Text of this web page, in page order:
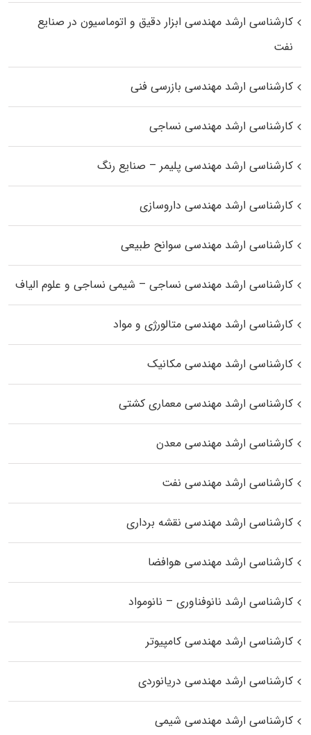
کارشناسی ارشد مهندسی ابزار دقیق و اتوماسیون در صنایع
نفت
کارشناسی ارشد مهندسی بازرسی فنی
کارشناسی ارشد مهندسی نساجی
کارشناسی ارشد مهندسی پلیمر – صنایع رنگ
کارشناسی ارشد مهندسی داروسازی
کارشناسی ارشد مهندسی سوانح طبیعی
کارشناسی ارشد مهندسی نساجی – شیمی نساجی و علوم الیاف
کارشناسی ارشد مهندسی متالورژی و مواد
کارشناسی ارشد مهندسی مکانیک
کارشناسی ارشد مهندسی معماری کشتی
کارشناسی ارشد مهندسی معدن
کارشناسی ارشد مهندسی نفت
کارشناسی ارشد مهندسی نقشه برداری
کارشناسی ارشد مهندسی هوافضا
کارشناسی ارشد نانوفناوری – نانومواد
کارشناسی ارشد مهندسی کامپیوتر
کارشناسی ارشد مهندسی دریانوردی
کارشناسی ارشد مهندسی شیمی